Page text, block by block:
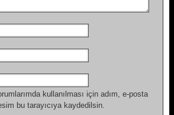
kullanılması için adım, e-posta
bu tarayıcıya kaydedilsin.